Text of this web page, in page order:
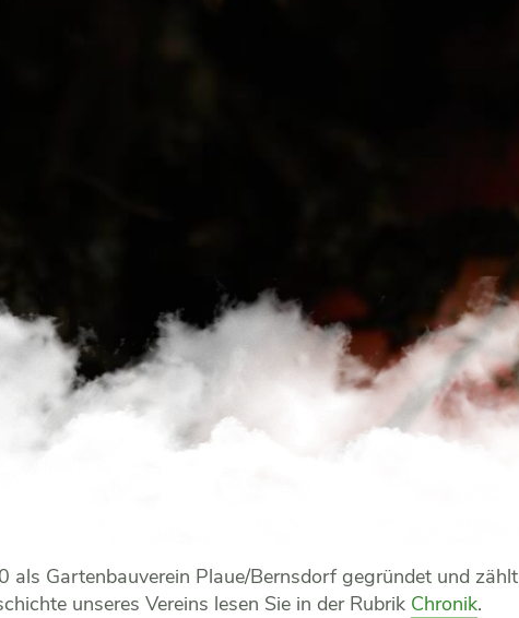
als Gartenbauverein Plaue/Bernsdorf gegründet und zählt
unseres Vereins lesen Sie in der Rubrik Chronik.